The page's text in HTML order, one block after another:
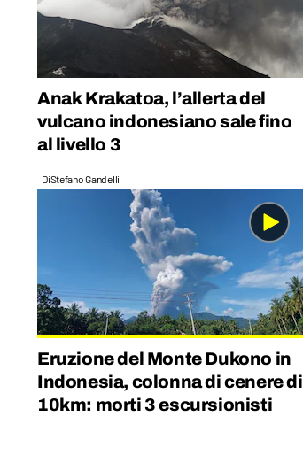
Anak Krakatoa, l’allerta del
vulcano indonesiano sale fino
al livello 3
DiStefano Gandelli
Eruzione del Monte Dukono in
Indonesia, colonna di cenere di
10km: morti 3 escursionisti